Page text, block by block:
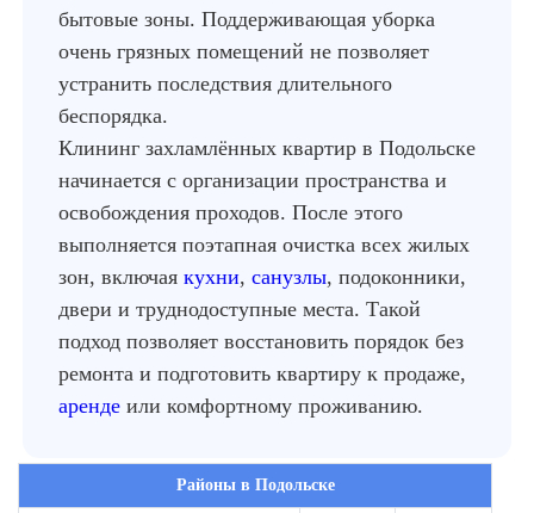
бытовые зоны. Поддерживающая уборка
очень грязных помещений не позволяет
устранить последствия длительного
беспорядка.
Клининг захламлённых квартир в Подольске
начинается с организации пространства и
освобождения проходов. После этого
выполняется поэтапная очистка всех жилых
зон, включая кухни, санузлы, подоконники,
двери и труднодоступные места. Такой
подход позволяет восстановить порядок без
ремонта и подготовить квартиру к продаже,
аренде или комфортному проживанию.
Районы в Подольске